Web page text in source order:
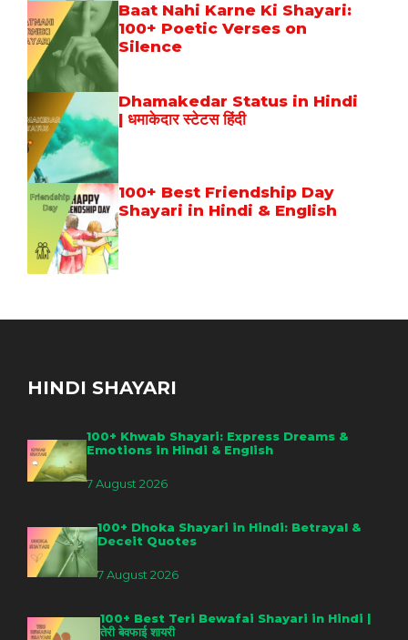
Baat Nahi Karne Ki Shayari:
100+ Poetic Verses on
Silence
Dhamakedar Status in Hindi
| धमाकेदार स्टेटस हिंदी
100+ Best Friendship Day
Shayari in Hindi & English
HINDI SHAYARI
100+ Khwab Shayari: Express Dreams &
Emotions in Hindi & English
7 August 2026
100+ Dhoka Shayari in Hindi: Betrayal &
Deceit Quotes
7 August 2026
100+ Best Teri Bewafai Shayari in Hindi |
तेरी बेवफाई शायरी